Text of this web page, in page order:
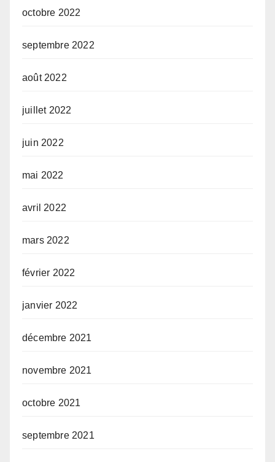
octobre 2022
septembre 2022
août 2022
juillet 2022
juin 2022
mai 2022
avril 2022
mars 2022
février 2022
janvier 2022
décembre 2021
novembre 2021
octobre 2021
septembre 2021